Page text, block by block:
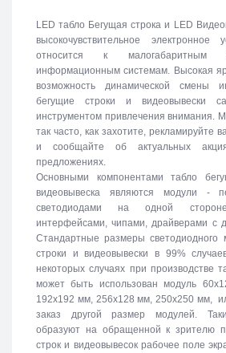
LED табло Бегущая строка и LED
высокочувствительное электронное
относится к малогабаритным
информационным системам. Высокая
возможность динамической смены
бегущие строки и видеовывески
инструментом привлечения внимания.
так часто, как захотите, рекламируйте
и сообщайте об актуальных
предложениях.
Основными компонентами табло
видеовывеска являются модули -
светодиодами на одной
интерфейсами, чипами, драйверами с
Стандартные размеры светодиодного
строки и видеовывески в 99%
некоторых случаях при производстве
может быть использован модуль
192х192 мм, 256х128 мм, 250х250 мм,
заказ другой размер модулей.
образуют на обращенной к зрителю
строк и видеовывесок рабочее поле